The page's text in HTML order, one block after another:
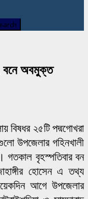
বনে অবমুক্ত
বিষধর ২৫টি পদ্মগোখরা
উপজেলার গহিনখালী
গতকাল বৃহস্পতিবার বন
হোসেন এ তথ্য
আগে উপজেলার